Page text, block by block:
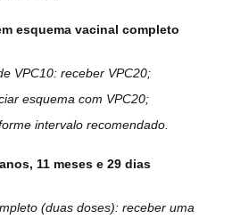
esquema vacinal completo
VPC10: receber VPC20;
esquema com VPC20;
intervalo recomendado.
11 meses e 29 dias
(duas doses): receber uma